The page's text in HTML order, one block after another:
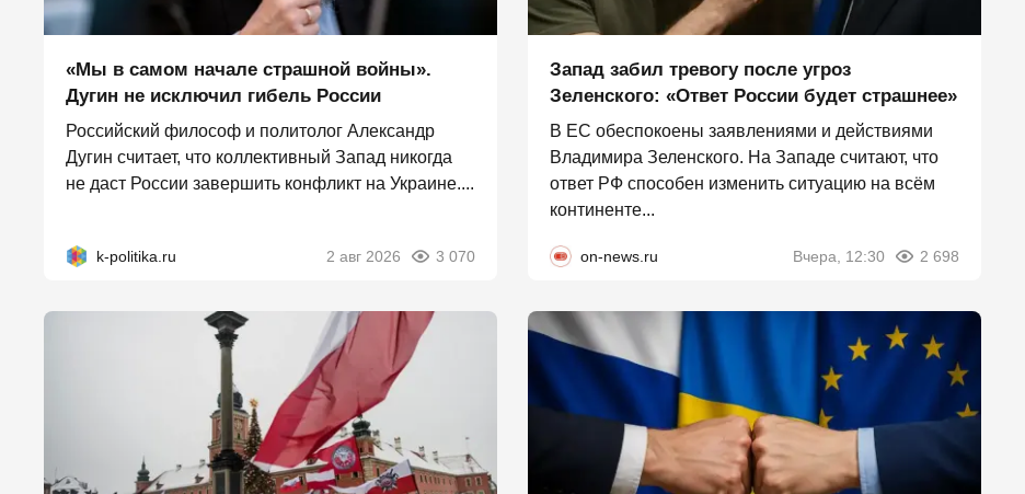
«Мы в самом начале страшной войны».
Дугин не исключил гибель России
Российский философ и политолог Александр
Дугин считает, что коллективный Запад никогда
не даст России завершить конфликт на Украине....
k-politika.ru 2 авг 2026 3 070
Запад забил тревогу после угроз
Зеленского: «Ответ России будет страшнее»
В ЕС обеспокоены заявлениями и действиями
Владимира Зеленского. На Западе считают, что
ответ РФ способен изменить ситуацию на всём
континенте...
on-news.ru Вчера, 12:30 2 698